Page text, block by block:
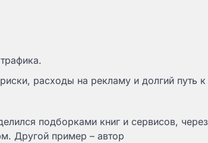
расходы на рекламу и долгий путь к
подборками книг и сервисов, через
Другой пример – автор